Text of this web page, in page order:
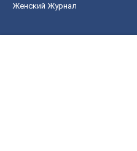
Женский Журнал